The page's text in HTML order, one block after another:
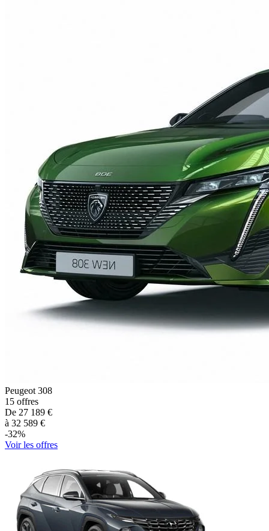
Peugeot 308
15 offres
De 27 189 €
à 32 589 €
-32%
Voir les offres